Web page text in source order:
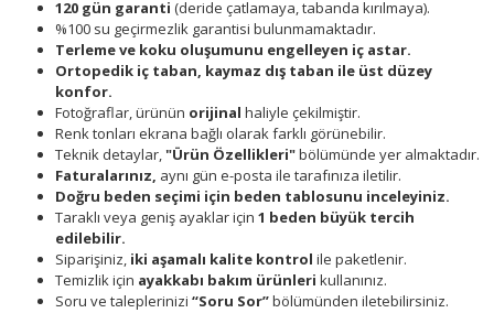
120 gün garanti (deride çatlamaya, tabanda kırılmaya).
%100 su geçirmezlik garantisi bulunmamaktadır.
Terleme ve koku oluşumunu engelleyen iç astar.
Ortopedik iç taban, kaymaz dış taban ile üst düzey
konfor.
Fotoğraflar, ürünün orijinal haliyle çekilmiştir.
Renk tonları ekrana bağlı olarak farklı görünebilir.
Teknik detaylar,"Ürün Özellikleri"bölümünde yer almaktadır.
Faturalarınız, aynı gün e-posta ile tarafınıza iletilir.
Doğru beden seçimi için beden tablosunu inceleyiniz.
Taraklı veya geniş ayaklar için 1 beden büyük tercih
edilebilir.
Siparişiniz, iki aşamalı kalite kontrol ile paketlenir.
Temizlik için ayakkabı bakım ürünleri kullanınız.
Soru ve taleplerinizi “Soru Sor”bölümünden iletebilirsiniz.